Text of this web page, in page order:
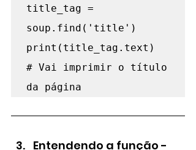
title_tag =
soup.find('title')
print(title_tag.text)
# Vai imprimir o título
da página
Entendendo a função -